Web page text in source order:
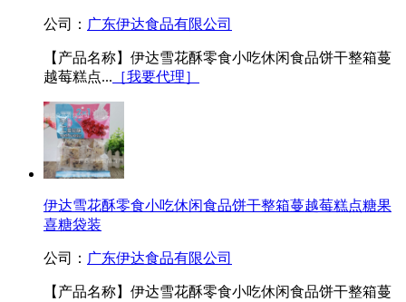
公司： 广东伊达食品有限公司
【产品名称】伊达雪花酥零食小吃休闲食品饼干整箱蔓
越莓糕点... ［我要代理］
伊达雪花酥零食小吃休闲食品饼干整箱蔓越莓糕点糖果
喜糖袋装
公司： 广东伊达食品有限公司
【产品名称】伊达雪花酥零食小吃休闲食品饼干整箱蔓